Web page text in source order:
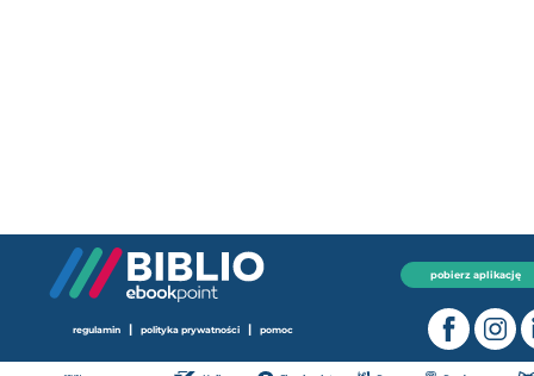
pobierz aplikację
regulamin | polityka prywatności | pomoc